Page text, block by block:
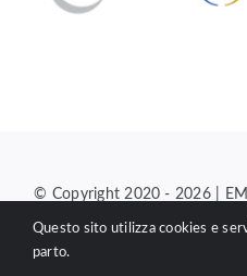
© Copyright 2020 - 2026 |
26/E, 00012 Guidonia
Questo sito utilizza cookies e
parto.